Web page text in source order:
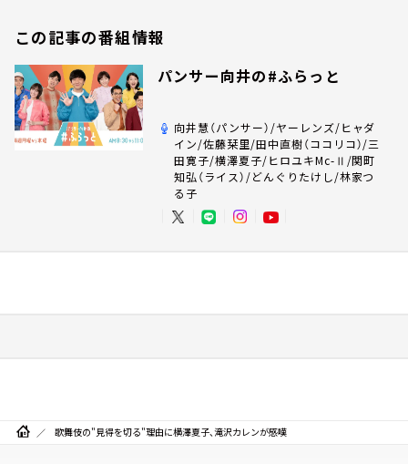
この記事の番組情報
パンサー向井の#ふらっと
向井慧（パンサー）/ヤーレンズ/ヒャダ
イン/佐藤栞里/田中直樹（ココリコ）/三
田寛子/横澤夏子/ヒロユキMc-Ⅱ/関町
知弘（ライス）/どんぐりたけし/林家つ
る子
歌舞伎の"見得を切る"理由に横澤夏子、滝沢カレンが感嘆